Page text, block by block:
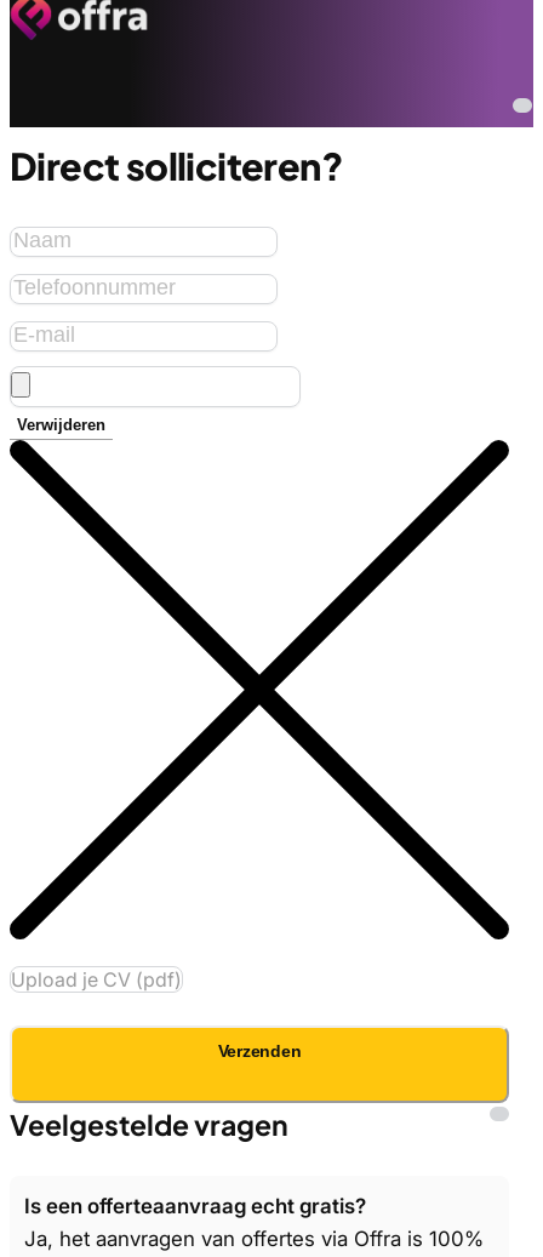
Direct solliciteren?
Verwijderen
Upload je CV (pdf)
Verzenden
Veelgestelde vragen
Is een offerteaanvraag echt gratis?
Ja, het aanvragen van offertes via Offra is 100%